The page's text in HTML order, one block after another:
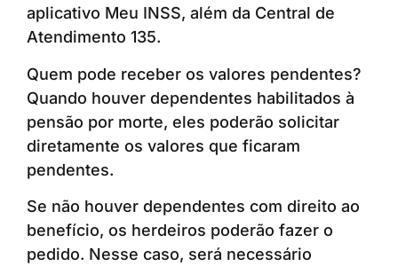
aplicativo Meu INSS, além da Central de
Atendimento 135.
Quem pode receber os valores pendentes?
Quando houver dependentes habilitados à
pensão por morte, eles poderão solicitar
diretamente os valores que ficaram
pendentes.
Se não houver dependentes com direito ao
benefício, os herdeiros poderão fazer o
pedido. Nesse caso, será necessário